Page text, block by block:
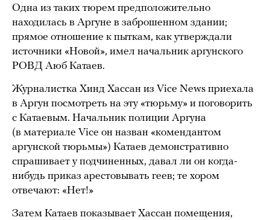
Одна из таких тюрем предположительно
находилась в Аргуне в заброшенном здании;
прямое отношение к пыткам, как утверждали
источники «Новой», имел начальник аргунского
РОВД Аюб Катаев.
Журналистка Хинд Хассан из Vice News приехала
в Аргун посмотреть на эту «тюрьму» и поговорить
с Катаевым. Начальник полиции Аргуна
(в материале Vice он назван «комендантом
аргунской тюрьмы») Катаев демонстративно
спрашивает у подчиненных, давал ли он когда-
нибудь приказ арестовывать геев; те хором
отвечают: «Нет!»
Затем Катаев показывает Хассан помещения,